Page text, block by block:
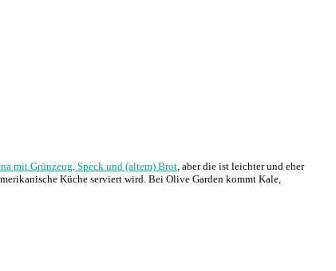
mit Grünzeug, Speck und (altem) Brot , aber die ist leichter und eher
Küche serviert wird. Bei Olive Garden kommt Kale,